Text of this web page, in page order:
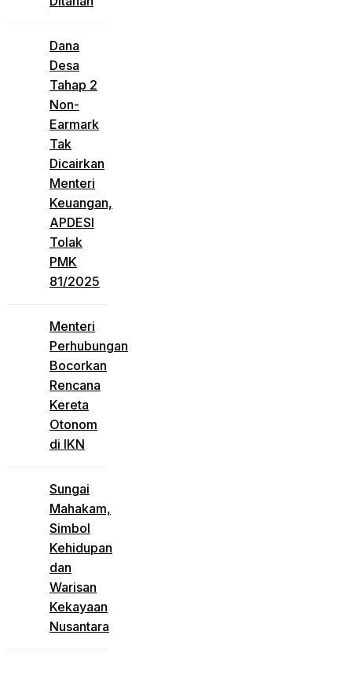
Dana
Desa
Tahap 2
Non-
Earmark
Tak
Dicairkan
Menteri
Keuangan,
APDESI
Tolak
PMK
81/2025
Menteri
Perhubungan
Bocorkan
Rencana
Kereta
Otonom
di IKN
Sungai
Mahakam,
Simbol
Kehidupan
dan
Warisan
Kekayaan
Nusantara